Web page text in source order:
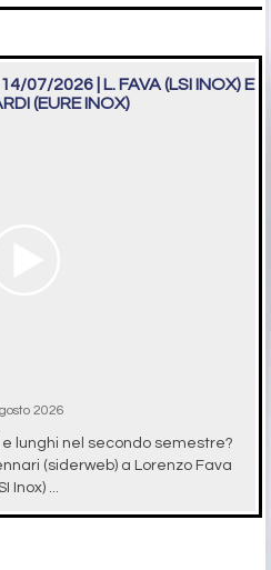
07/2026 | L. FAVA (LSI INOX) E
(EURE INOX)
2026
lunghi nel secondo semestre?
(siderweb) a Lorenzo Fava
Inox) ...